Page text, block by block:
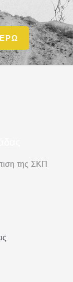
της ΣΚΠ